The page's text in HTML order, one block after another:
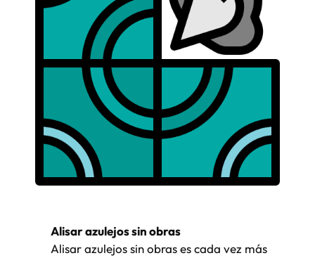
Alisar azulejos sin obras
Alisar azulejos sin obras es cada vez más